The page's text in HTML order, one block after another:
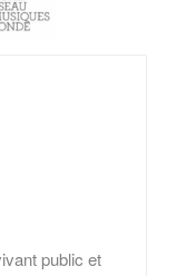
public et